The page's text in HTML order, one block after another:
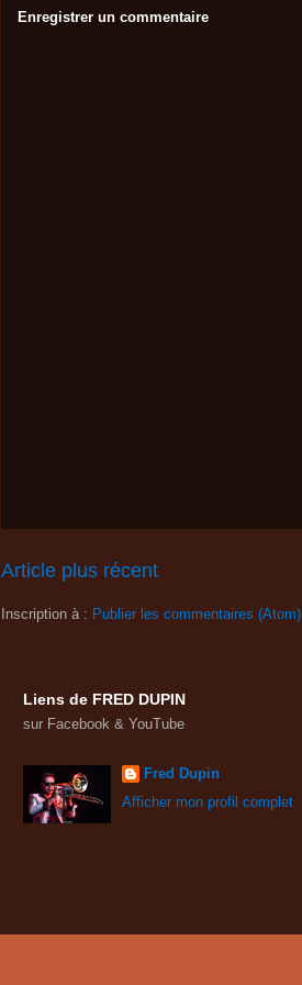
Enregistrer un commentaire
Article plus récent
Inscription à : Publier les commentaires (Atom)
Liens de FRED DUPIN
sur Facebook & YouTube
Fred Dupin
Afficher mon profil complet